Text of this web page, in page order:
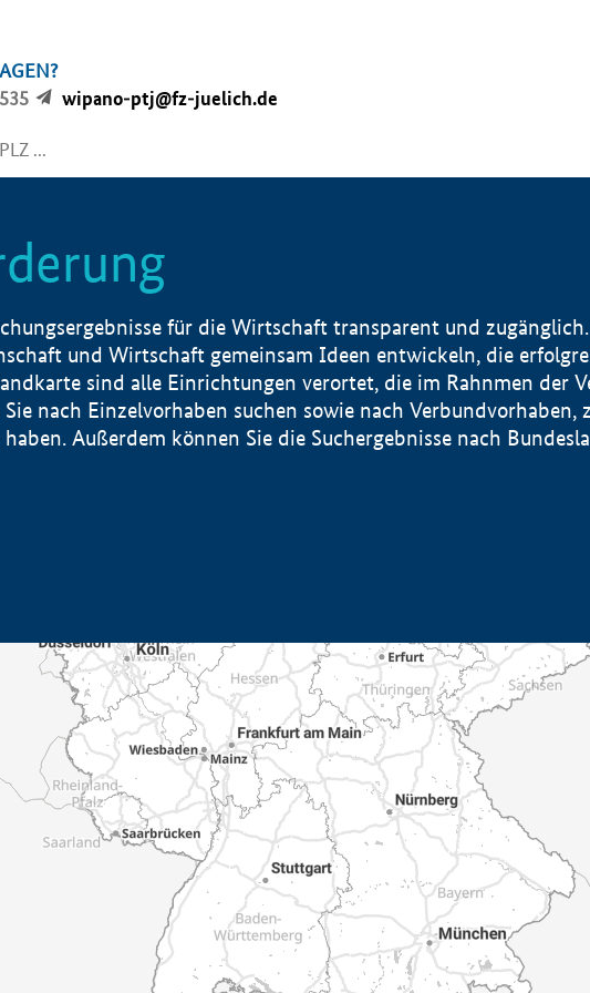
wipano-ptj@fz-juelich.de
für die Wirtschaft transparent und
und Wirtschaft gemeinsam Ideen entwickeln, die
sind alle Einrichtungen verortet, die im Rahnmen der
nach Einzelvorhaben suchen sowie nach Verbundvorhaben,
Außerdem können Sie die Suchergebnisse nach